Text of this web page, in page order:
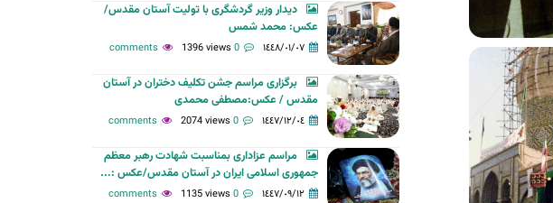
ح
ث
دیدار وزیر گردشگری با تولیت آستان مقدس/
عکس: محمد شمس
١٤٤٨/٠١/٠٧ 0 comments
1396 views
برگزاری مراسم جشن تکلیف دختران در آستان
مقدس / عکس:مصطفی محمدی
١٤٤٧/١٢/٠٤ 0 comments
2074 views
مراسم عزاداری بمناسبت شهادت رهبر معظم
جمهوری اسلامی ایران در آستان مقدس/عکس :...
١٤٤٧/٠٩/١٢ 0 comments
1135 views